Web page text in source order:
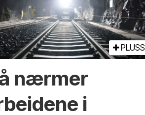
PLUSS
nærmer
i